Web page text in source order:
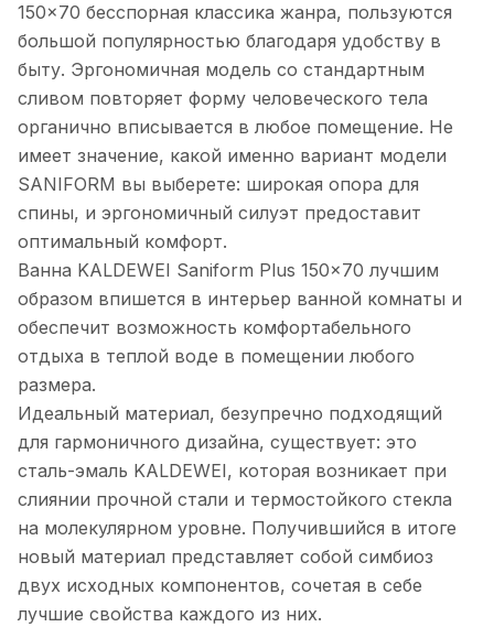
150x70 бесспорная классика жанра, пользуются
большой популярностью благодаря удобству в
быту. Эргономичная модель со стандартным
сливом повторяет форму человеческого тела
органично вписывается в любое помещение. Не
имеет значение, какой именно вариант модели
SANIFORM вы выберете: широкая опора для
спины, и эргономичный силуэт предоставит
оптимальный комфорт.
Ванна KALDEWEI Saniform Plus 150x70 лучшим
образом впишется в интерьер ванной комнаты и
обеспечит возможность комфортабельного
отдыха в теплой воде в помещении любого
размера.
Идеальный материал, безупречно подходящий
для гармоничного дизайна, существует: это
сталь-эмаль KALDEWEI, которая возникает при
слиянии прочной стали и термостойкого стекла
на молекулярном уровне. Получившийся в итоге
новый материал представляет собой симбиоз
двух исходных компонентов, сочетая в себе
лучшие свойства каждого из них.